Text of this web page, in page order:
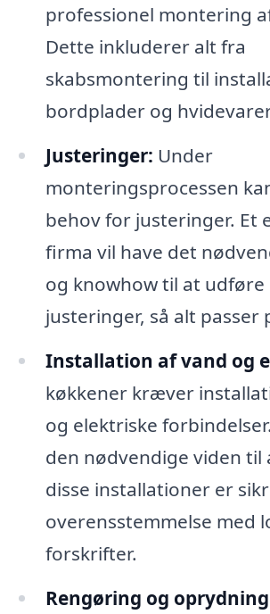
professionel montering
Dette inkluderer alt fra
skabsmontering til
bordplader og
Justeringer: Under
monteringsprocessen
behov for justeringer. Et
firma vil have det
og knowhow til at udføre
justeringer, så alt passer
Installation af vand og
køkkener kræver
og elektriske
den nødvendige viden til
disse installationer er
overensstemmelse med
forskrifter.
Rengøring og